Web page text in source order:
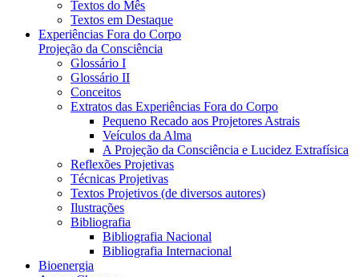
Textos do Mês
Textos em Destaque
Experiências Fora do Corpo
Projeção da Consciência
Glossário I
Glossário II
Conceitos
Extratos das Experiências Fora do Corpo
Pequeno Recado aos Projetores Astrais
Veículos da Alma
A Projeção da Consciência e Lucidez Extrafísica
Reflexões Projetivas
Técnicas Projetivas
Textos Projetivos (de diversos autores)
Ilustrações
Bibliografia
Bibliografia Nacional
Bibliografia Internacional
Bioenergia